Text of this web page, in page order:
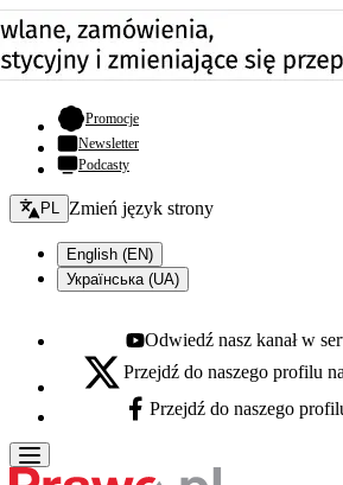
Promocje- otwiera się w nowej karcie
Newsletter
Podcasty
Zmień język - bieżący:
PL Zmień język strony
English (EN)
Українська (UA)
Youtube - otwiera się w nowej karcie
Odwiedź nasz kanał w
X - otwiera się w nowej karcie
Przejdź do naszego profilu
Facebook - otwiera się w nowej karcie
Przejdź do naszego